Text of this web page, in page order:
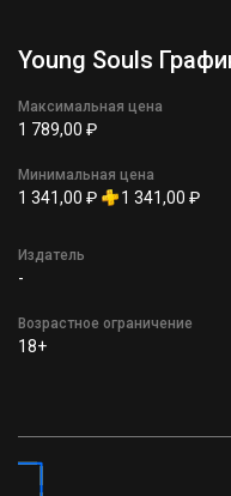
Young Souls
Максимальная цена
1 789,00 ₽
Минимальная цена
1 341,00 ₽ 1 341,00 ₽
Издатель
-
Возрастное ограничение
18+